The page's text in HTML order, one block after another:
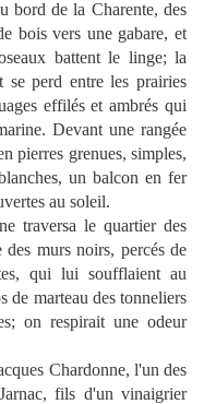
bord de la Charente, des
bois vers une gabare, et
battent le linge; la
perd entre les prairies
effilés et ambrés qui
Devant une rangée
pierres grenues, simples,
un balcon en fer
au soleil.
traversa le quartier des
des murs noirs, percés de
qui lui soufflaient au
de marteau des tonneliers
on respirait une odeur
Chardonne, l'un des
fils d'un vinaigrier